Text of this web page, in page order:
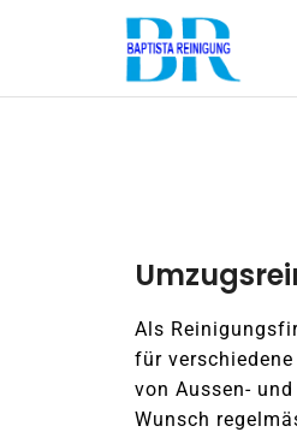
Als
für
von Aussen-
Wunsch